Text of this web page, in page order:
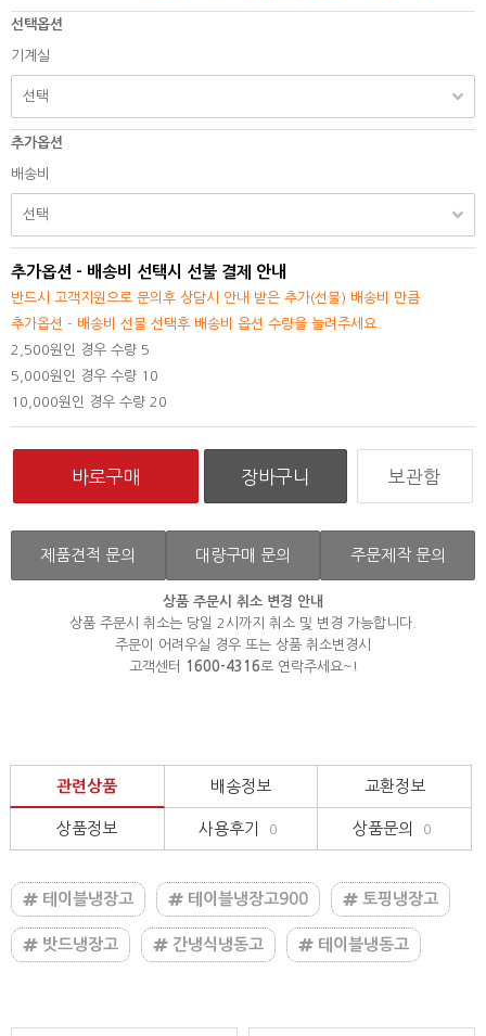
선택옵션
기계실
추가옵션
배송비
추가옵션 - 배송비 선택시 선불 결제 안내
반드시 고객지원으로 문의후 상담시 안내 받은 추가(선불) 배송비 만큼
추가옵션 - 배송비 선불 선택후 배송비 옵션 수량을 늘려주세요.
2,500원인 경우 수량 5
5,000원인 경우 수량 10
10,000원인 경우 수량 20
보관함
제품견적 문의 대량구매 문의 주문제작 문의
상품 주문시 취소 변경 안내
상품 주문시 취소는 당일 2시까지 취소 및 변경 가능합니다.
주문이 어려우실 경우 또는 상품 취소변경시
고객센터
1600-4316로 연락주세요~!
관련상품 배송정보 교환정보
상품정보 사용후기 0 상품문의 0
테이블냉장고 테이블냉장고900 토핑냉장고
밧드냉장고 간냉식냉동고 테이블냉동고